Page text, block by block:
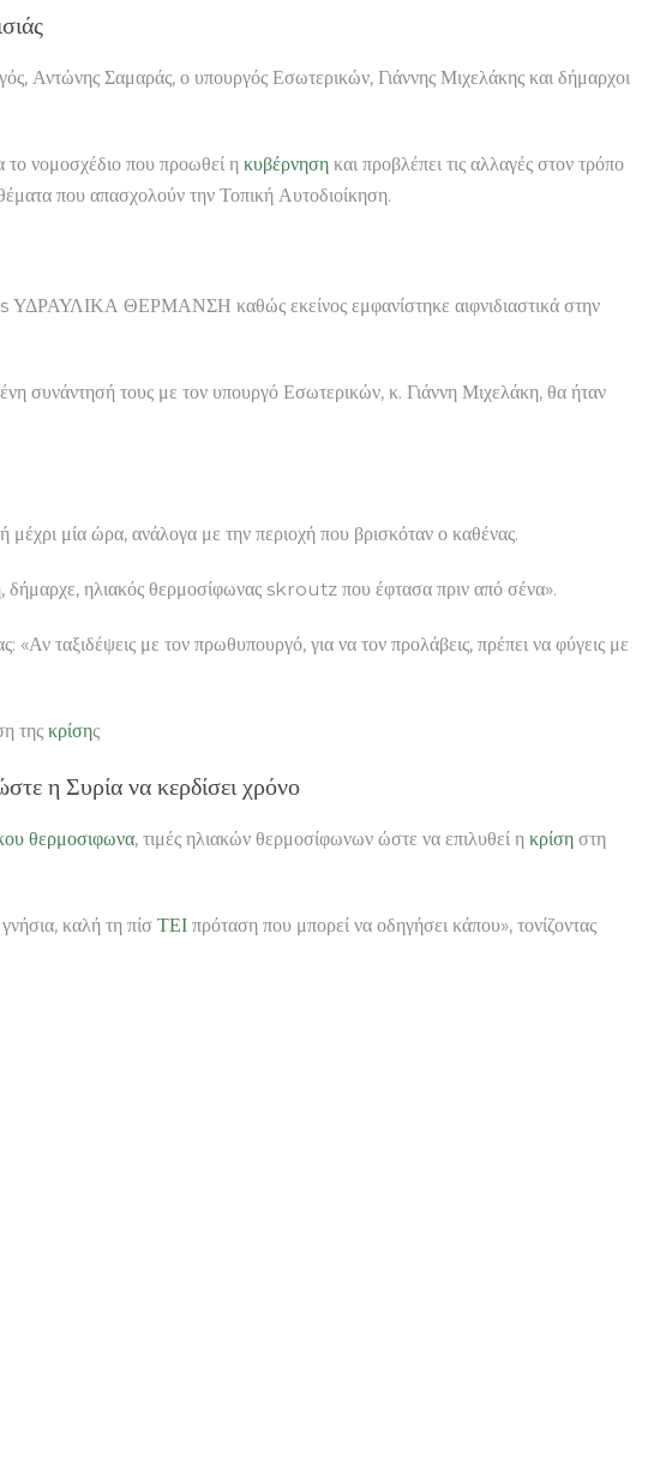
Αντώνης Σαμαράς, ο υπουργός Εσωτερικών, Γιάννης Μιχελάκης και δήμαρχοι
νομοσχέδιο που προωθεί η κυβέρνηση και προβλέπει τις αλλαγές στον τρόπο
που απασχολούν την Τοπική Αυτοδιοίκηση.
ΘΕΡΜΑΝΣΗ καθώς εκείνος εμφανίστηκε αιφνιδιαστικά στην
συνάντησή τους με τον υπουργό Εσωτερικών, κ. Γιάννη Μιχελάκη, θα ήταν
μία ώρα, ανάλογα με την περιοχή που βρισκόταν ο καθένας.
δήμαρχε, ηλιακός θερμοσίφωνας skroutz που έφτασα πριν από σένα».
ταξιδέψεις με τον πρωθυπουργό, για να τον προλάβεις, πρέπει να φύγεις με
της κρίσης
η Συρία να κερδίσει χρόνο
θερμοσιφωνα, τιμές ηλιακών θερμοσίφωνων ώστε να επιλυθεί η κρίση στη
καλή τη πίσ ΤΕΙ πρόταση που μπορεί να οδηγήσει κάπου», τονίζοντας